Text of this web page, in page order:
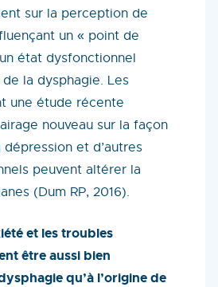
sur la perception de
un « point de
état dysfonctionnel
la dysphagie. Les
une étude récente
nouveau sur la façon
et d’autres
peuvent altérer la
(Dum RP, 2016).
et les troubles
être aussi bien
qu’à l’origine de